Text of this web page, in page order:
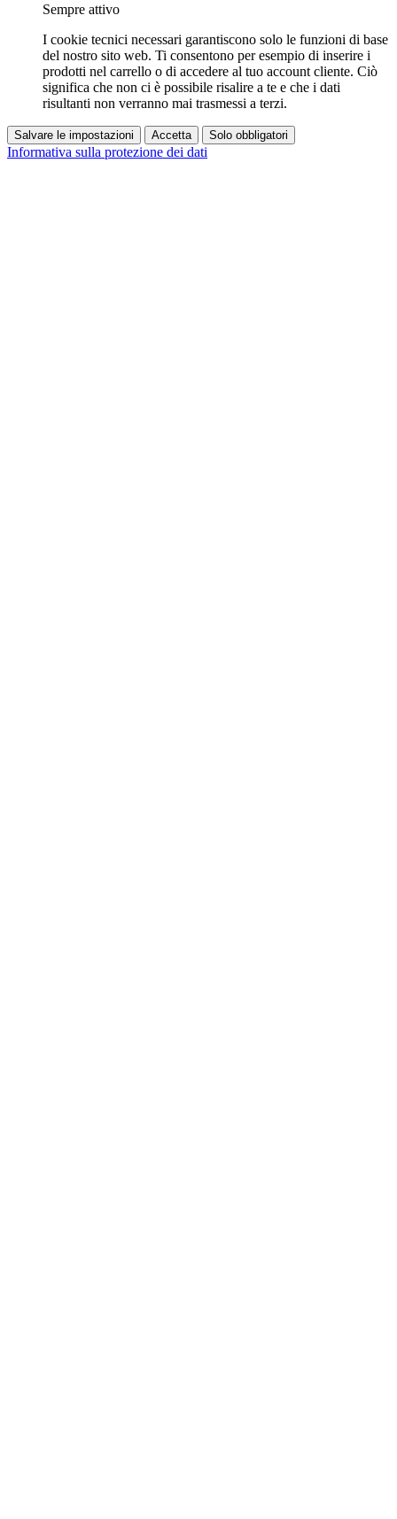
Sempre attivo
I cookie tecnici necessari garantiscono solo le funzioni di base
del nostro sito web. Ti consentono per esempio di inserire i
prodotti nel carrello o di accedere al tuo account cliente. Ciò
significa che non ci è possibile risalire a te e che i dati
risultanti non verranno mai trasmessi a terzi.
Salvare le impostazioni Accetta Solo obbligatori
Informativa sulla protezione dei dati